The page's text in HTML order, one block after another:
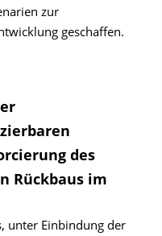
zur
geschaffen.
des
Rückbaus im
unter Einbindung der